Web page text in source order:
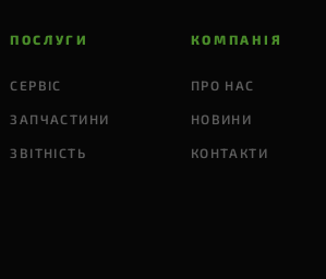
ПОСЛУГИ
СЕРВІС
ЗАПЧАСТИНИ
ЗВІТНІСТЬ
КОМПАНІЯ
ПРО НАС
НОВИНИ
КОНТАКТИ